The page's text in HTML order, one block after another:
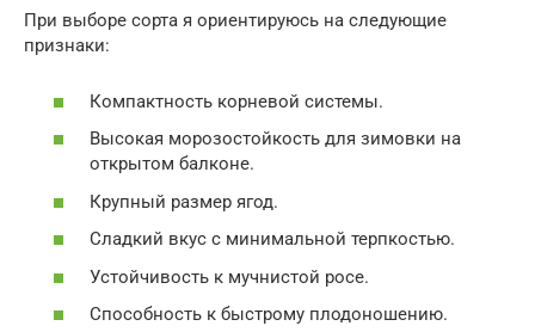
При выборе сорта я ориентируюсь на следующие
признаки:
Компактность корневой системы.
Высокая морозостойкость для зимовки на
открытом балконе.
Крупный размер ягод.
Сладкий вкус с минимальной терпкостью.
Устойчивость к мучнистой росе.
Способность к быстрому плодоношению.